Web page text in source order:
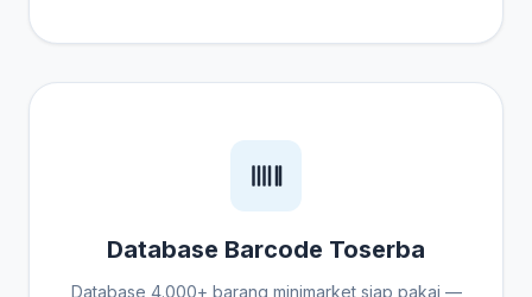
Database Barcode Toserba
Database 4.000+ barang minimarket siap pakai —